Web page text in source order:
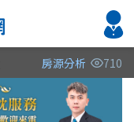
房源分析 710